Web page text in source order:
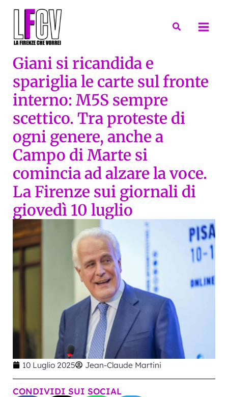
Cerca
Giani si ricandida e
spariglia le carte sul fronte
interno: M5S sempre
scettico. Tra proteste di
ogni genere, anche a
Campo di Marte si
comincia ad alzare la voce.
La Firenze sui giornali di
giovedì 10 luglio
10 Luglio 2025 Jean-Claude Martini
CONDIVIDI SUI SOCIAL